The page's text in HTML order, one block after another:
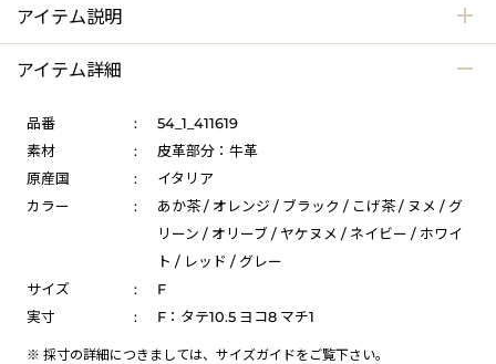
アイテム説明
アイテム詳細
品番 :
54_1_411619
素材
:
皮革部分：牛革
原産国
:
イタリア
カラー
:
あか茶 / オレンジ / ブラック / こげ茶 / ヌメ / グ
リーン / オリーブ / ヤケヌメ / ネイビー / ホワイ
ト / レッド / グレー
サイズ
:
F
実寸
: F：タテ10.5 ヨコ8 マチ1
※ 採寸の詳細につきましては、 サイズガイドをご覧下さい。